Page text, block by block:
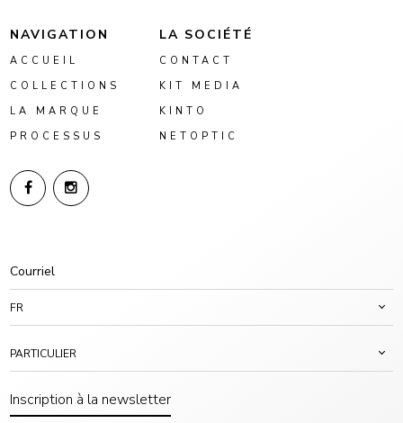
NAVIGATION
ACCUEIL
COLLECTIONS
LA MARQUE
PROCESSUS
LA SOCIÉTÉ
CONTACT
KIT MEDIA
KINTO
NETOPTIC
FR
PARTICULIER
Inscription à la newsletter